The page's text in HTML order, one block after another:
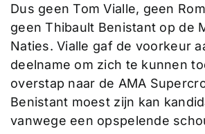
Dus geen Tom Vialle, geen
geen Thibault Benistant op de
Naties. Vialle gaf de voorkeur
deelname om zich te kunnen
overstap naar de AMA
Benistant moest zijn kan
vanwege een opspelende